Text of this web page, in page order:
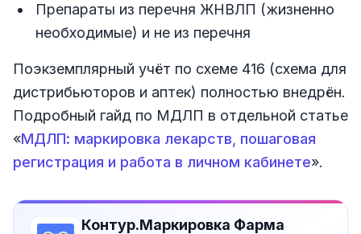
Препараты из перечня ЖНВЛП (жизненно
необходимые) и не из перечня
Поэкземплярный учёт по схеме 416 (схема для
дистрибьюторов и аптек) полностью внедрён.
Подробный гайд по МДЛП в отдельной статье
«МДЛП: маркировка лекарств, пошаговая
регистрация и работа в личном кабинете».
Контур.Маркировка Фарма